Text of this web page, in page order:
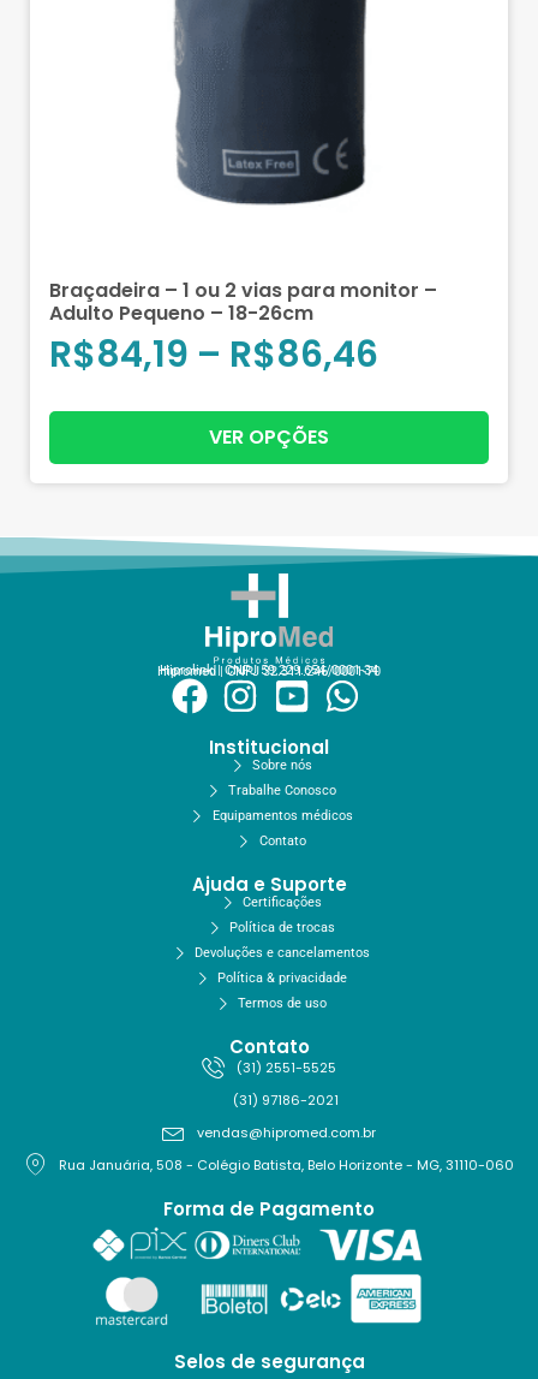
Braçadeira – 1 ou 2 vias para monitor –
Adulto Pequeno – 18-26cm
R$84,19 – R$86,46
VER OPÇÕES
Hiprolink | CNPJ 59.229.654/0001-34
Hipromed | CNPJ 32.311.246/0001-70
Institucional
Sobre nós
Trabalhe Conosco
Equipamentos médicos
Contato
Ajuda e Suporte
Certificações
Política de trocas
Devoluções e cancelamentos
Política & privacidade
Termos de uso
Contato
(31) 2551-5525
(31) 97186-2021
vendas@hipromed.com.br
Rua Januária, 508 - Colégio Batista, Belo Horizonte - MG, 31110-060
Forma de Pagamento
Selos de segurança